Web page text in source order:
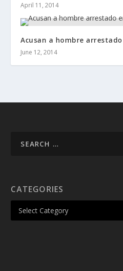
April 11, 2014
Acusan a hombre
June 12, 2014
CATEGORIES